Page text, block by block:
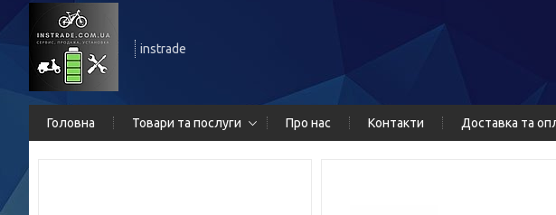
instrade
Головна Товари та послуги Про нас Контакти Доставка та